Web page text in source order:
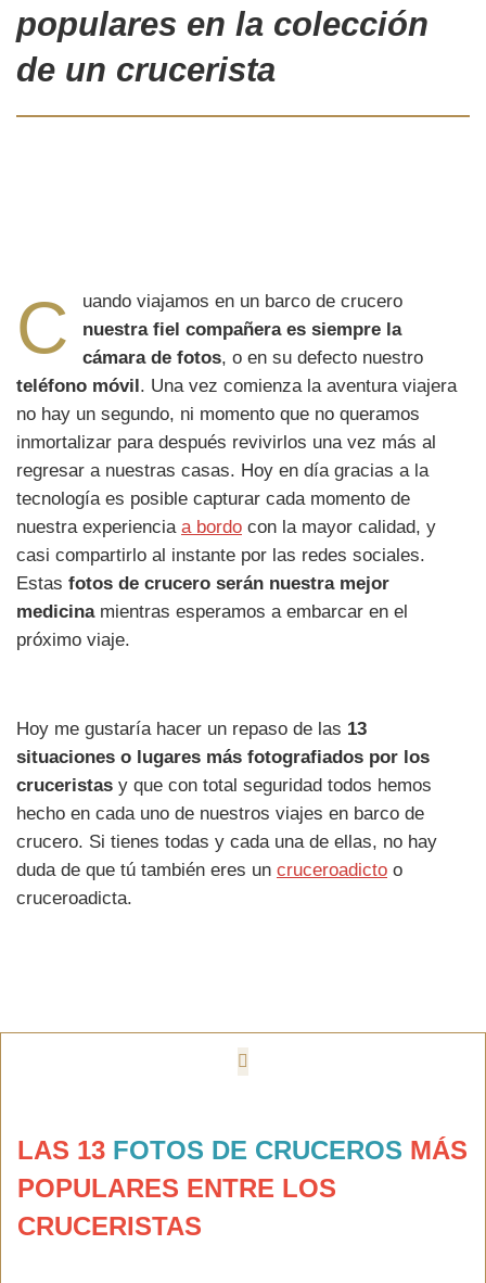
populares en la colección
de un crucerista
C
uando viajamos en un barco de crucero
nuestra fiel compañera es siempre la
cámara de fotos, o en su defecto nuestro
teléfono móvil . Una vez comienza la aventura viajera
no hay un segundo, ni momento que no queramos
inmortalizar para después revivirlos una vez más al
regresar a nuestras casas. Hoy en día gracias a la
tecnología es posible capturar cada momento de
nuestra experiencia a bordo con la mayor calidad, y
casi compartirlo al instante por las redes sociales.
Estas fotos de crucero serán nuestra mejor
medicinamientras esperamos a embarcar en el
próximo viaje.
Hoy me gustaría hacer un repaso de las 13
situaciones o lugares más fotografiados por los
cruceristas y que con total seguridad todos hemos
hecho en cada uno de nuestros viajes en barco de
crucero. Si tienes todas y cada una de ellas, no hay
duda de que tú también eres un cruceroadicto o
cruceroadicta.
LAS 13 FOTOS DE CRUCEROS MÁS
POPULARES ENTRE LOS
CRUCERISTAS